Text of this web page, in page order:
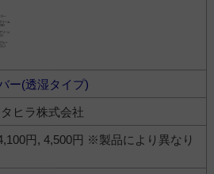
ー(透湿タイプ)
ヒラ株式会社
円, 4,500円 ※製品により異なり